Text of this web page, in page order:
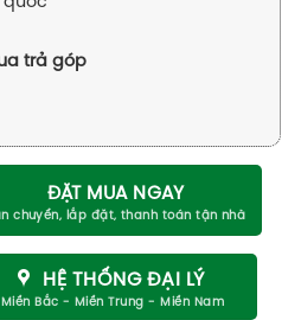
trả góp
ĐẶT MUA NGAY
HỆ THỐNG ĐẠI LÝ